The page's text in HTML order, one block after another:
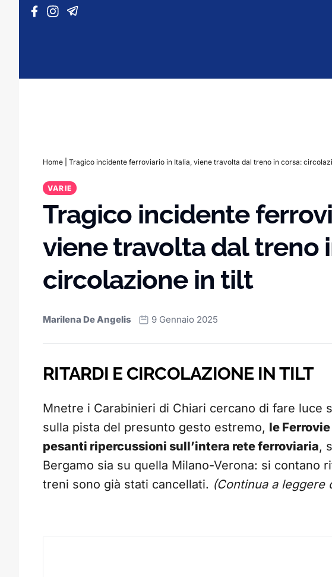
Vai al contenuto
Home Tragico incidente ferroviario in Italia, viene travolta dal treno in corsa:
VARIE
Tragico incidente
viene travolta dal treno
circolazione in tilt
Marilena De Angelis 9 Gennaio 2025
RITARDI E CIRCOLAZIONE IN TILT
Mnetre i Carabinieri di Chiari cercano di fare luce
sulla pista del presunto gesto estremo, le
pesanti ripercussioni sull’intera rete ferroviaria,
Bergamo sia su quella Milano-Verona: si contano
treni sono già stati cancellati. (Continua a leggere